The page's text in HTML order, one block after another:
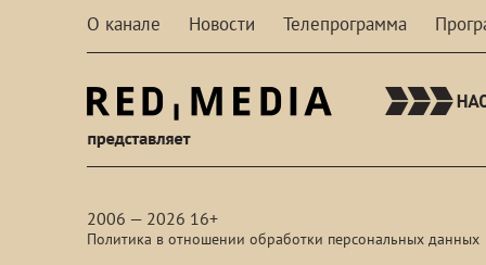
О канале Новости Телепрограмма
2006 — 2026 16+
Политика в отношении обработки персональных данных